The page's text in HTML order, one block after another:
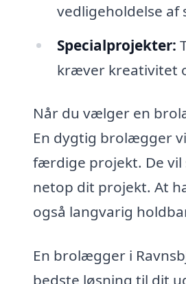
vedligeholdelse
Specialprojekter:
kræver kreativitet
Når du vælger en
En dygtig brolægger
færdige projekt. De vil
netop dit projekt. At
også langvarig
En brolægger i
bedste løsning til dit